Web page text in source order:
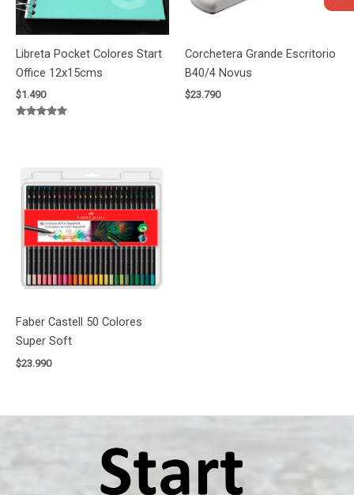
Libreta Pocket Colores Start
Office 12x15cms
$1.490
Corchetera Grande Escritorio
B40/4 Novus
$23.790
Faber Castell 50 Colores
Super Soft
$23.990